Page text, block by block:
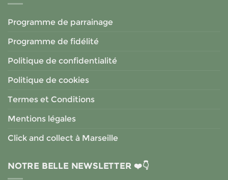
Programme de parrainage
Programme de fidélité
Politique de confidentialité
Politique de cookies
Termes et Conditions
Mentions légales
Click and collect à Marseille
NOTRE BELLE NEWSLETTER ❤️👇